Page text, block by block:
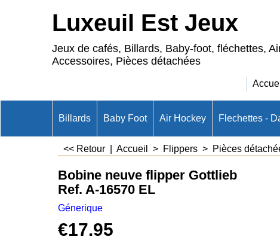
Luxeuil Est Jeux
Jeux de cafés, Billards, Baby-foot, fléchettes,
Accessoires, Pièces détachées
Billards Baby Foot Air Hockey Flechettes -
<< Retour Accueil > Flippers > Pièces
Bobine neuve flipper Gottlieb
Ref. A-16570 EL
Génerique
€17.95